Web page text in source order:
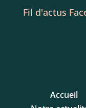
Fil d'actus
Accueil